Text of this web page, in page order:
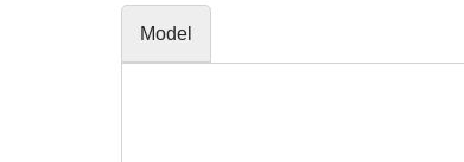
Model